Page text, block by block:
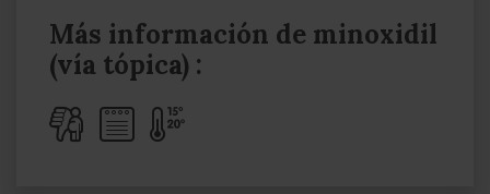
Más información de minoxidil
(vía tópica) :